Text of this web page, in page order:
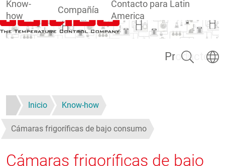
Pasar al contenido principal
Productos
Know-
how
Compañía
Contacto para Latin
America
Buscar
Inicio Know-how
Cámaras frigoríficas de bajo consumo
Cámaras frigoríficas de bajo